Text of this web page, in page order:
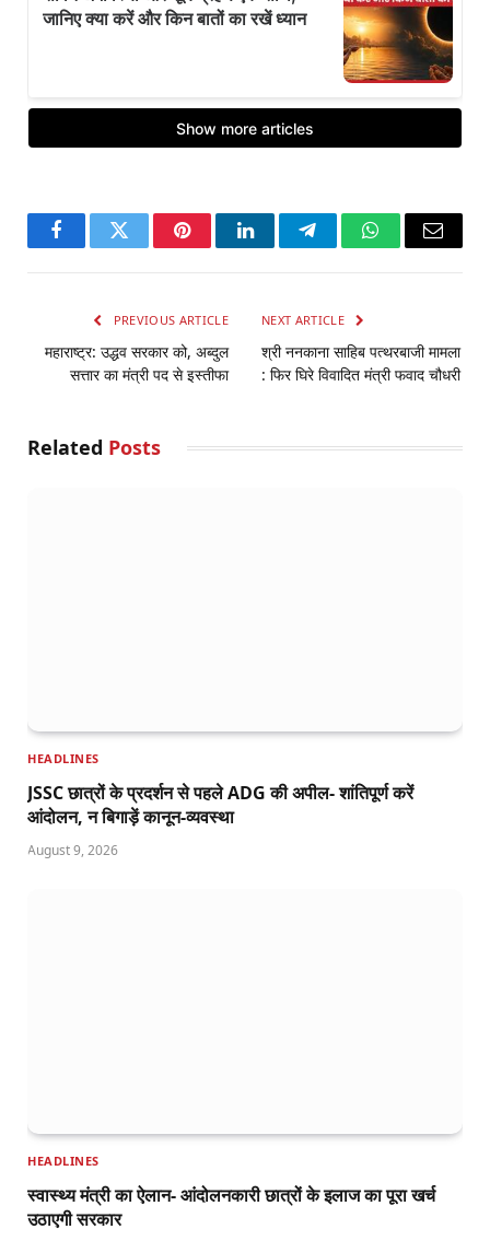
FacebookTwitter PinterestLinkedInTelegramWhatsApp
Email
PREVIOUS ARTICLE
महाराष्ट्र: उद्धव सरकार को, अब्दुल
सत्तार का मंत्री पद से इस्तीफा
NEXT ARTICLE
श्री ननकाना साहिब पत्थरबाजी मामला
: फिर घिरे विवादित मंत्री फवाद चौधरी
Related Posts
HEADLINES
JSSC छात्रों के प्रदर्शन से पहले ADG की अपील- शांतिपूर्ण करें
आंदोलन, न बिगाड़ें कानून-व्यवस्था
August 9, 2026
HEADLINES
स्वास्थ्य मंत्री का ऐलान- आंदोलनकारी छात्रों के इलाज का पूरा खर्च
उठाएगी सरकार